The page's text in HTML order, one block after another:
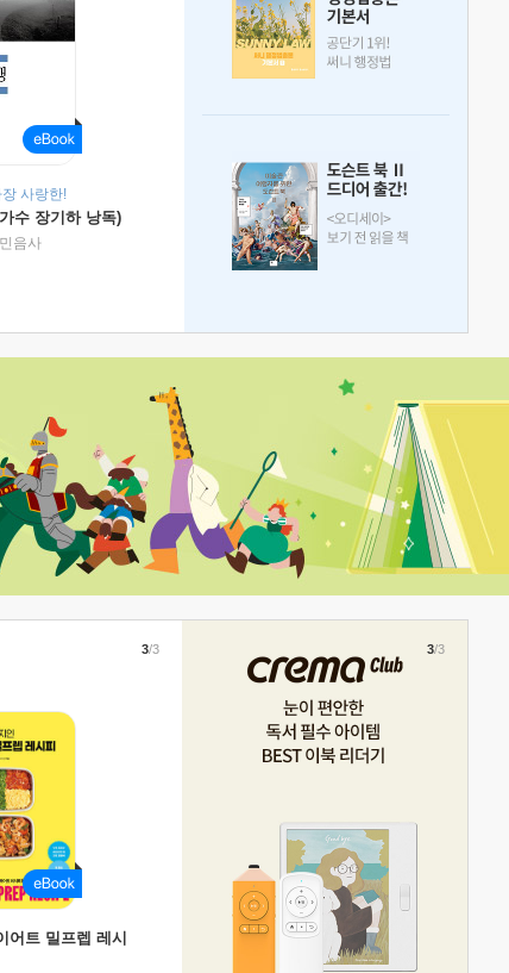
사랑한!
수 장기하 낭독)
민음사
어트 밀프렙 레시
3/3 3/3